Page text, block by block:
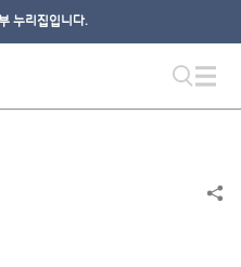
누리집입니다.